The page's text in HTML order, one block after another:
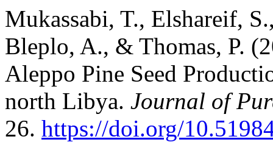
Mukassabi, T., Elshareif,
Bleplo, A., & Thomas, P.
Aleppo Pine Seed
north Libya. Journal of
26. https://doi.org/